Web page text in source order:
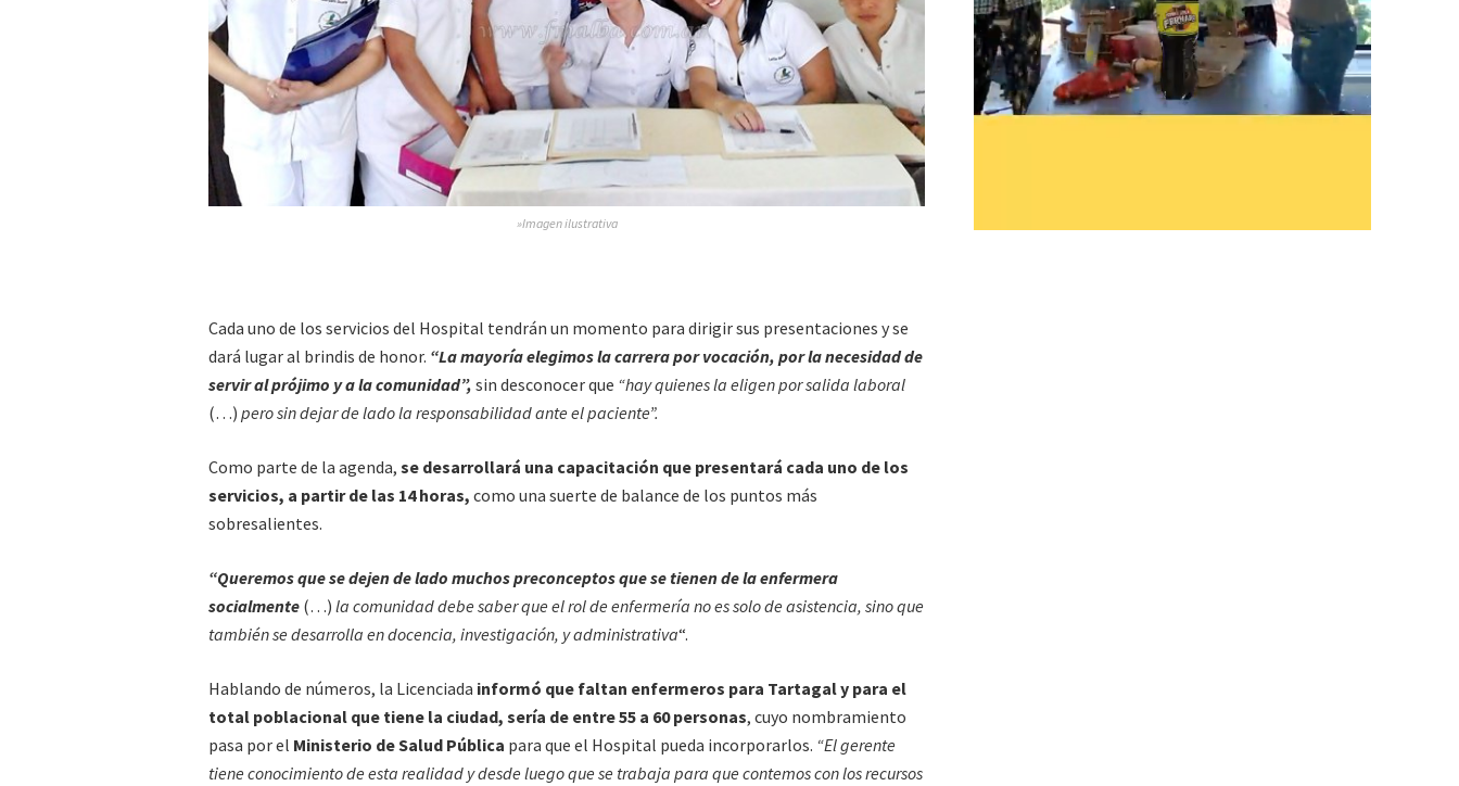
»Imagen ilustrativa
Cada uno de los servicios del Hospital tendrán un momento para dirigir sus presentaciones y se
dará lugar al brindis de honor. “La mayoría elegimos la carrera por vocación, por la necesidad de
servir al prójimo y a la comunidad”, sin desconocer que “hay quienes la eligen por salida laboral
(…) pero sin dejar de lado la responsabilidad ante el paciente”.
Como parte de la agenda, se desarrollará una capacitación que presentará cada uno de los
servicios, a partir de las 14 horas, como una suerte de balance de los puntos más
sobresalientes.
“Queremos que se dejen de lado muchos preconceptos que se tienen de la enfermera
socialmente (…) la comunidad debe saber que el rol de enfermería no es solo de asistencia, sino que
también se desarrolla en docencia, investigación, y administrativa“.
Hablando de números, la Licenciada informó que faltan enfermeros para Tartagal y para el
total poblacional que tiene la ciudad, sería de entre 55 a 60 personas, cuyo nombramiento
pasa por el Ministerio de Salud Pública para que el Hospital pueda incorporarlos. “El gerente
tiene conocimiento de esta realidad y desde luego que se trabaja para que contemos con los recursos